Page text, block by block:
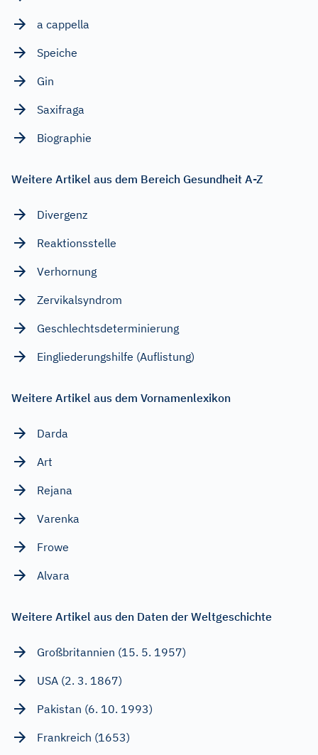
a cappella
Speiche
Gin
Saxifraga
Biographie
Weitere Artikel aus dem Bereich Gesundheit A-Z
Divergenz
Reaktionsstelle
Verhornung
Zervikalsyndrom
Geschlechtsdeterminierung
Eingliederungshilfe (Auflistung)
Weitere Artikel aus dem Vornamenlexikon
Darda
Art
Rejana
Varenka
Frowe
Alvara
Weitere Artikel aus den Daten der Weltgeschichte
Großbritannien (15. 5. 1957)
USA (2. 3. 1867)
Pakistan (6. 10. 1993)
Frankreich (1653)